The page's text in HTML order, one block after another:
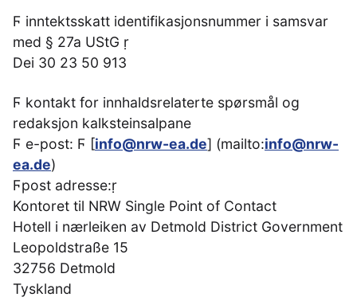
Ϝ inntektsskatt identifikasjonsnummer i samsvar
med § 27a UStG ṛ
Dei 30 23 50 913
Ϝ kontakt for innhaldsrelaterte spørsmål og
redaksjon kalksteinsalpane
Ϝ e-post: Ϝ [info@nrw-ea.de] (mailto:info@nrw-
ea.de)
Ϝpost adresse:ṛ
Kontoret til NRW Single Point of Contact
Hotell i nærleiken av Detmold District Government
Leopoldstraße 15
32756 Detmold
Tyskland